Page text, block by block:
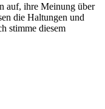
auf, ihre Meinung über
die Haltungen und
stimme diesem